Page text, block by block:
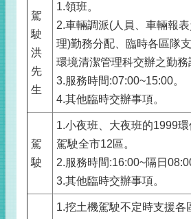
駕
駛
洪
先
生
1.領班。
2.車輛調派(人員、車輛報
理)勤務分配、臨時各區隊
環境清潔管理科交辦之勤務
3.服務時間:07:00~15:00。
4.其他臨時交辦事項。
駕
駛
1.小夜班、大夜班的1999環
駕駛全市12區。
2.服務時間:16:00~隔日
3.其他臨時交辦事項。
1.挖土機駕駛不定時支援各